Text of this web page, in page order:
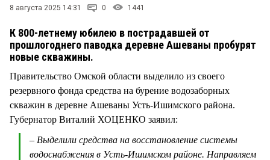
8 августа 2025 14:31 0 1441
К 800-летнему юбилею в пострадавшей от
прошлогоднего паводка деревне Ашеваны пробурят
новые скважины.
Правительство Омской области выделило из своего
резервного фонда средства на бурение водозаборных
скважин в деревне Ашеваны Усть-Ишимского района.
Губернатор Виталий ХОЦЕНКО заявил:
– Выделили средства на восстановление системы
водоснабжения в Усть-Ишимском районе. Направляем